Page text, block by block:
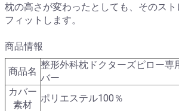
枕の高さが変わったとしても、そのスト
フィットします。
商品情報
商品名
整形外科枕ドクターズピロー専
バー
カバー
素材
ポリエステル100％